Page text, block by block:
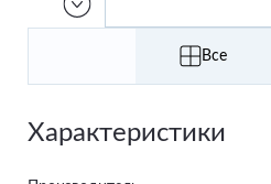
Все
Характеристики